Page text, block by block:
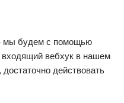
мы будем с помощью
вебхук в нашем
действовать